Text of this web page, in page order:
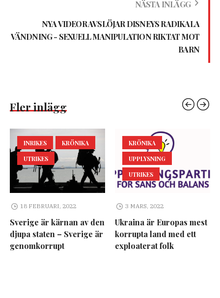
NÄSTA INLÄGG
NYA VIDEOR AVSLÖJAR DISNEYS RADIKALA
VÄNDNING - SEXUELL MANIPULATION RIKTAT MOT
BARN
Fler inlägg
INRIKES
KRÖNIKA
UTRIKES
18 FEBRUARI, 2022
Sverige är kärnan av den
djupa staten – Sverige är
genomkorrupt
KRÖNIKA
UPPLYSNING
UTRIKES
3 MARS, 2022
Ukraina är Europas mest
korrupta land med ett
exploaterat folk